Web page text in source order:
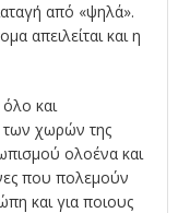
από «ψηλά».
απειλείται και η
και
των χωρών της
ολοένα και
που πολεμούν
και για ποιους